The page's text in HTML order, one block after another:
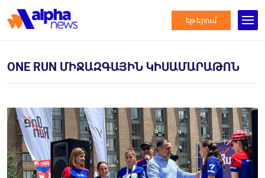
եթերում
ONE RUN ՄԻՋԱԶԳԱՅԻՆ ԿԻՍԱՄԱՐԱԹՈՆ